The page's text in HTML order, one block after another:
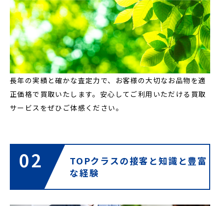
長年の実績と確かな査定力で、お客様の大切なお品物を適
正価格で買取いたします。安心してご利用いただける買取
サービスをぜひご体感ください。
02 TOPクラスの接客と知識と豊富
な経験